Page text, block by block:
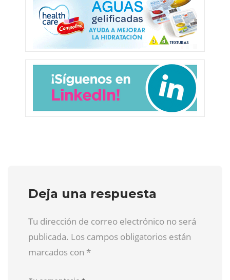
Deja una respuesta
Tu dirección de correo electrónico no será
publicada. Los campos obligatorios están
marcados con *